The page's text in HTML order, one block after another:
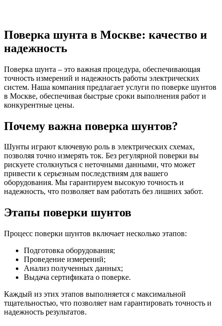
Поверка шунта в Москве: качество и
надежность
Поверка шунта – это важная процедура, обеспечивающая
точность измерений и надежность работы электрических
систем. Наша компания предлагает услуги по поверке шунтов
в Москве, обеспечивая быстрые сроки выполнения работ и
конкурентные цены.
Почему важна поверка шунтов?
Шунты играют ключевую роль в электрических схемах,
позволяя точно измерять ток. Без регулярной поверки вы
рискуете столкнуться с неточными данными, что может
привести к серьезным последствиям для вашего
оборудования. Мы гарантируем высокую точность и
надежность, что позволяет вам работать без лишних забот.
Этапы поверки шунтов
Процесс поверки шунтов включает несколько этапов:
Подготовка оборудования;
Проведение измерений;
Анализ полученных данных;
Выдача сертификата о поверке.
Каждый из этих этапов выполняется с максимальной
тщательностью, что позволяет нам гарантировать точность и
надежность результатов.